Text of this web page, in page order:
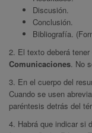
Discusión.
Conclusión.
Bibliografía.
2. El texto deberá
Comunicaciones. No
3. En el cuerpo del
Cuando se usen
paréntesis detrás del
4. Habrá que indicar si